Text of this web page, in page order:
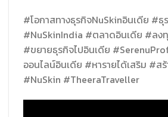
#โอกาสทางธุรกิจNuSkinอินเดีย #ธุ
#NuSkinIndia #ตลาดอินเดีย #ลง
#ขยายธุรกิจไปอินเดีย
ออนไลน์อินเดีย #หารายได้เสริม #ส
#NuSkin #TheeraTraveller